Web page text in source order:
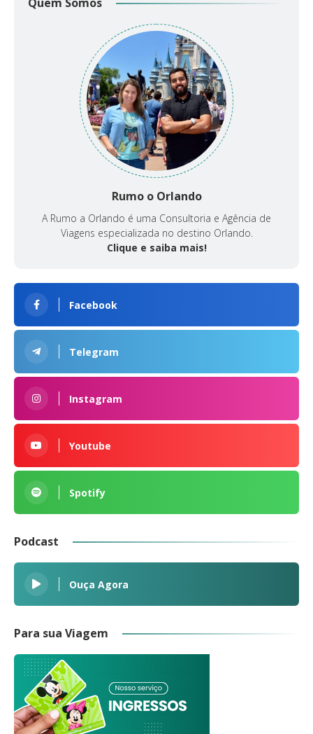
Rumo o Orlando
A Rumo a Orlando é uma Consultoria e Agência de
Viagens especializada no destino Orlando.
Clique e saiba mais!
Facebook
Telegram
Instagram
Youtube
Spotify
Podcast
Ouça Agora
Para sua Viagem